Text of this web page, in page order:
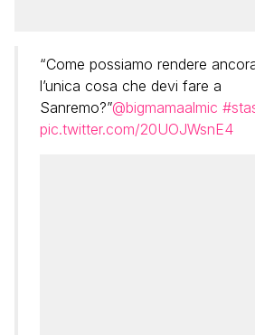
“Come possiamo rendere
l’unica cosa che devi fare a
Sanremo?”@bigmamaalmic
pic.twitter.com/20UOJWsnE4